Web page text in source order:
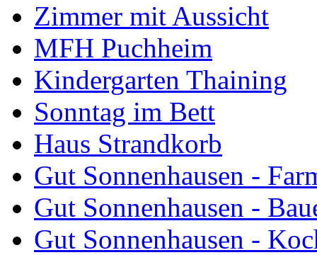
Zimmer mit Aussicht
MFH Puchheim
Kindergarten Thaining
Sonntag im Bett
Haus Strandkorb
Gut Sonnenhausen -
Gut Sonnenhausen -
Gut Sonnenhausen -